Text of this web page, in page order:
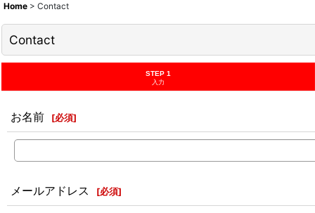
Home > Contact
Contact
STEP 1
入力
お名前 [必須]
メールアドレス [必須]